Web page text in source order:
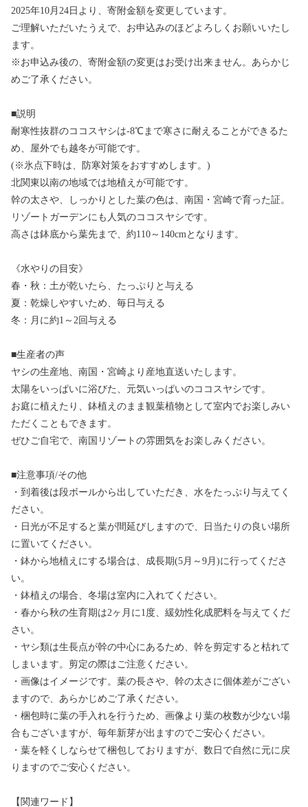
2025年10月24日より、寄附金額を変更しています。
ご理解いただいたうえで、お申込みのほどよろしくお願いいたし
ます。
※お申込み後の、寄附金額の変更はお受け出来ません。あらかじ
めご了承ください。
■説明
耐寒性抜群のココスヤシは-8℃まで寒さに耐えることができるた
め、屋外でも越冬が可能です。
(※氷点下時は、防寒対策をおすすめします。)
北関東以南の地域では地植えが可能です。
幹の太さや、しっかりとした葉の色は、南国・宮崎で育った証。
リゾートガーデンにも人気のココスヤシです。
高さは鉢底から葉先まで、約110～140cmとなります。
《水やりの目安》
春・秋：土が乾いたら、たっぷりと与える
夏：乾燥しやすいため、毎日与える
冬：月に約1～2回与える
■生産者の声
ヤシの生産地、南国・宮崎より産地直送いたします。
太陽をいっぱいに浴びた、元気いっぱいのココスヤシです。
お庭に植えたり、鉢植えのまま観葉植物として室内でお楽しみい
ただくこともできます。
ぜひご自宅で、南国リゾートの雰囲気をお楽しみください。
■注意事項/その他
・到着後は段ボールから出していただき、水をたっぷり与えてく
ださい。
・日光が不足すると葉が間延びしますので、日当たりの良い場所
に置いてください。
・鉢から地植えにする場合は、成長期(5月～9月)に行ってくださ
い。
・鉢植えの場合、冬場は室内に入れてください。
・春から秋の生育期は2ヶ月に1度、緩効性化成肥料を与えてくだ
さい。
・ヤシ類は生長点が幹の中心にあるため、幹を剪定すると枯れて
しまいます。剪定の際はご注意ください。
・画像はイメージです。葉の長さや、幹の太さに個体差がござい
ますので、あらかじめご了承ください。
・梱包時に葉の手入れを行うため、画像より葉の枚数が少ない場
合もございますが、毎年新芽が出ますのでご安心ください。
・葉を軽くしならせて梱包しておりますが、数日で自然に元に戻
りますのでご安心ください。
【関連ワード】